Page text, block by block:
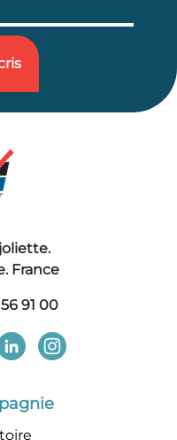
France
91 00